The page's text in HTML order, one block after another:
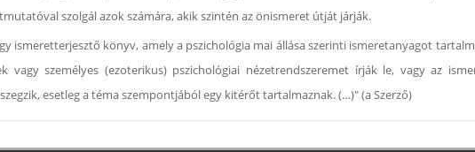
szolgál azok számára, akik szintén az önismeret útját járják.
ismeretterjesztő könyv, amely a pszichológia mai állása szerinti ismeretanyagot
vagy személyes (ezoterikus) pszichológiai nézetrendszeremet írják le, vagy az
esetleg a téma szempontjából egy kitérőt tartalmaznak. (…)" (a Szerző)